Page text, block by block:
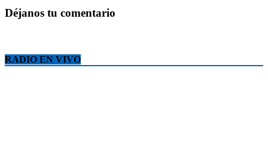
Déjanos tu comentario
RADIO EN VIVO